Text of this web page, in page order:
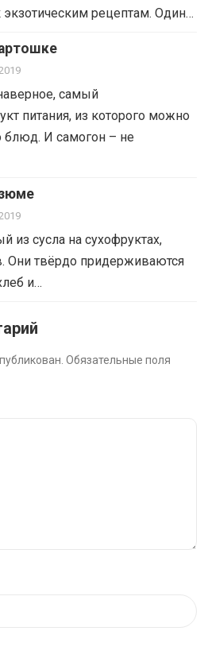
рецептам. Один…
самый
питания, из которого можно
блюд. И самогон – не
из сусла на сухофруктах,
Они твёрдо придерживаются
и…
Обязательные поля